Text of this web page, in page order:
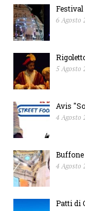
qualifica
accedere a
sulla
del libro
Festival
6 Agosto
5 Agosto
Avis
4 Agosto
Buffone
4 Agosto
Patti di